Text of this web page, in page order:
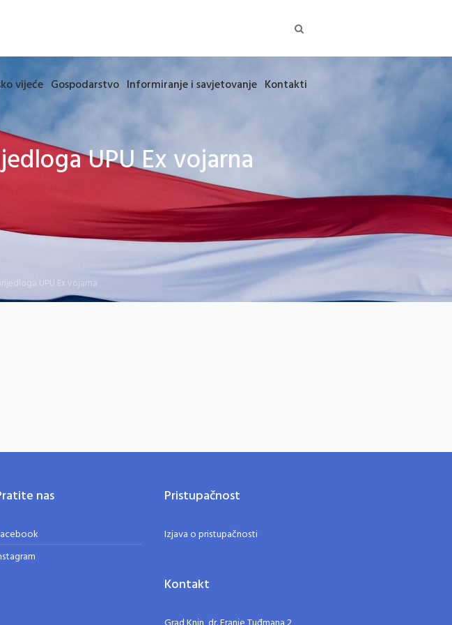
vijeće Gospodarstvo Informiranje i savjetovanje Kontakti
UPU Ex vojarna
UPU Ex vojarna
nas Pristupačnost
Izjava o pristupačnosti
Kontakt